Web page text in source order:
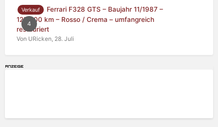
4
Verkauf
Ferrari F328 GTS – Baujahr 11/1987 –
125.000 km – Rosso / Crema – umfangreich
restauriert
Von URicken, 28. Juli